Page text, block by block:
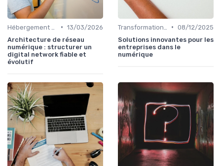
• 13/03/2026
Architecture de réseau
numérique : structurer un
digital network fiable et
évolutif
• 08/12/2025
Solutions innovantes pour les
entreprises dans le
numérique